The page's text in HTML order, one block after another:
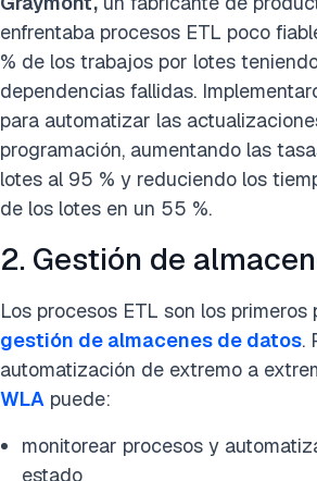
TecnologíaDatos
Hecho
enfrentaba procesos ETL poco
% de los trabajos por lotes
dependencias fallidas.
para automatizar las
programación, aumentando las
lotes al 95 % y reduciendo los
de los lotes en un 55 %.
2. Gestión de
Los procesos ETL son los primeros
gestión de almacenes de datos.
automatización de extremo a
WLA puede:
monitorear procesos y
estado